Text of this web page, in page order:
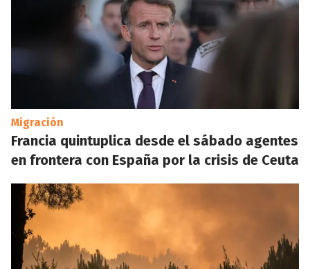
Migración
Francia quintuplica desde el sábado agentes
en frontera con España por la crisis de Ceuta